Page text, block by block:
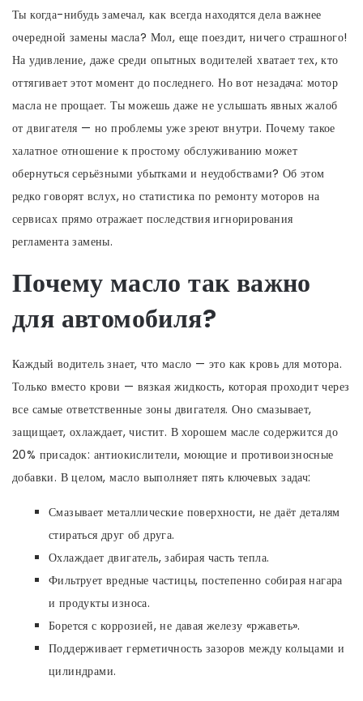
Ты когда-нибудь замечал, как всегда находятся дела важнее
очередной замены масла? Мол, еще поездит, ничего страшного!
На удивление, даже среди опытных водителей хватает тех, кто
оттягивает этот момент до последнего. Но вот незадача: мотор
масла не прощает. Ты можешь даже не услышать явных жалоб
от двигателя — но проблемы уже зреют внутри. Почему такое
халатное отношение к простому обслуживанию может
обернуться серьёзными убытками и неудобствами? Об этом
редко говорят вслух, но статистика по ремонту моторов на
сервисах прямо отражает последствия игнорирования
регламента замены.
Почему масло так важно
для автомобиля?
Каждый водитель знает, что масло — это как кровь для мотора.
Только вместо крови — вязкая жидкость, которая проходит через
все самые ответственные зоны двигателя. Оно смазывает,
защищает, охлаждает, чистит. В хорошем масле содержится до
20% присадок: антиокислители, моющие и противоизносные
добавки. В целом, масло выполняет пять ключевых задач:
Смазывает металлические поверхности, не даёт деталям
стираться друг об друга.
Охлаждает двигатель, забирая часть тепла.
Фильтрует вредные частицы, постепенно собирая нагара
и продукты износа.
Борется с коррозией, не давая железу «ржаветь».
Поддерживает герметичность зазоров между кольцами и
цилиндрами.